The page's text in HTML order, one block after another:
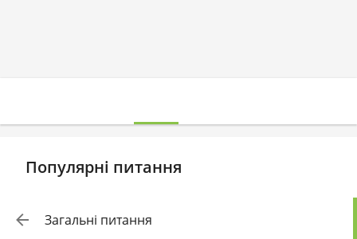
Популярні питання
Загальні питання